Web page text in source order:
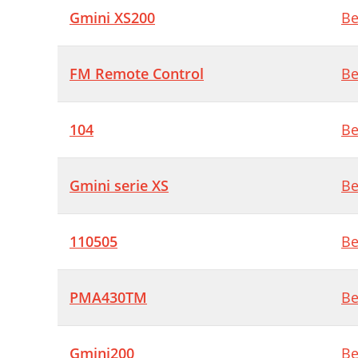
Gmini XS200
FM Remote Control
104
Gmini serie XS
110505
PMA430TM
Gmini200